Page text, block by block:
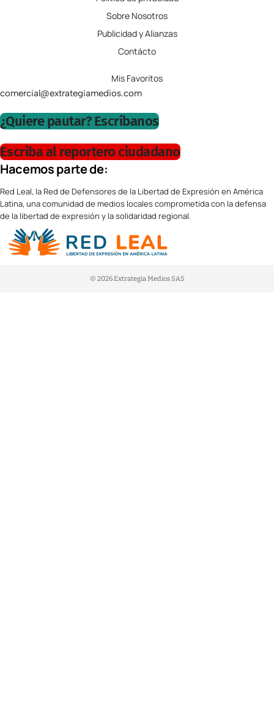
Sobre Nosotros
Publicidad y Alianzas
Contácto
Mis Favoritos
comercial@extrategiamedios.com
¿Quiere pautar? Escríbanos
Escriba al reportero ciudadano
Hacemos parte de:
Red Leal, la Red de Defensores de la Libertad de Expresión en América
Latina, una comunidad de medios locales comprometida con la defensa
de la libertad de expresión y la solidaridad regional.
© 2026 Extrategia Medios SAS